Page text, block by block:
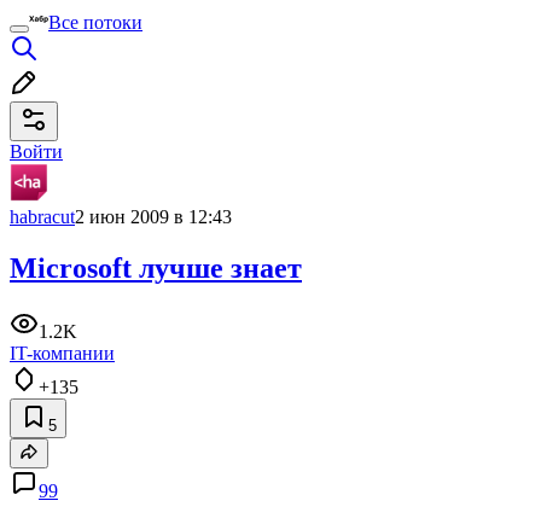
Все потоки
Войти
habracut2 июн 2009 в 12:43
Microsoft лучше знает
1.2K
IT-компании
+135
5
99